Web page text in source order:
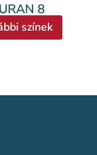
8
színek